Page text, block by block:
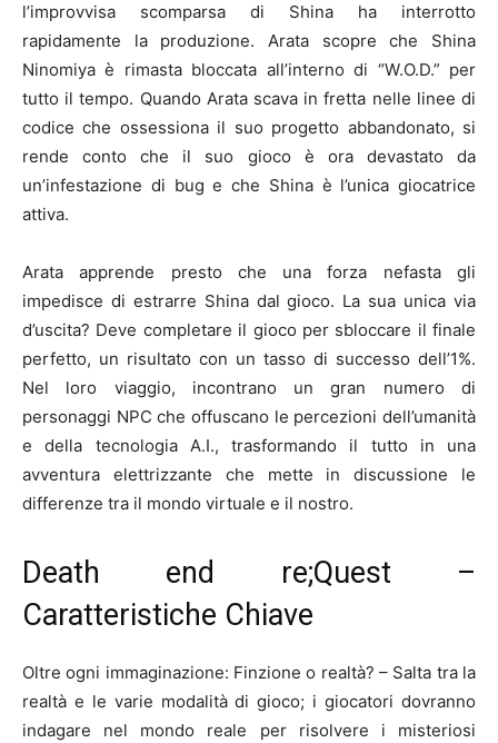
l’improvvisa scomparsa di Shina ha interrotto
rapidamente la produzione. Arata scopre che Shina
Ninomiya è rimasta bloccata all’interno di “W.O.D.” per
tutto il tempo. Quando Arata scava in fretta nelle linee di
codice che ossessiona il suo progetto abbandonato, si
rende conto che il suo gioco è ora devastato da
un’infestazione di bug e che Shina è l’unica giocatrice
attiva.
Arata apprende presto che una forza nefasta gli
impedisce di estrarre Shina dal gioco. La sua unica via
d’uscita? Deve completare il gioco per sbloccare il finale
perfetto, un risultato con un tasso di successo dell’1%.
Nel loro viaggio, incontrano un gran numero di
personaggi NPC che offuscano le percezioni dell’umanità
e della tecnologia A.I., trasformando il tutto in una
avventura elettrizzante che mette in discussione le
differenze tra il mondo virtuale e il nostro.
Death end re;Quest –
Caratteristiche Chiave
Oltre ogni immaginazione: Finzione o realtà? – Salta tra la
realtà e le varie modalità di gioco; i giocatori dovranno
indagare nel mondo reale per risolvere i misteriosi